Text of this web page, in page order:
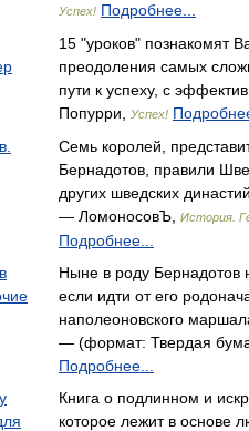
Успех! Подробнее...
15 "уроков" познакомят
преодоления самых
пути к успеху, с
Попурри,
Успех!
Семь королей,
Бернадотов, правили
других шведских
— ЛомоносовЪ,
История.
Подробнее...
Ныне в роду Бернадотов
если идти от его
наполеоновского
— (формат: Твердая
Подробнее...
Книга о подлинном и
которое лежит в основе